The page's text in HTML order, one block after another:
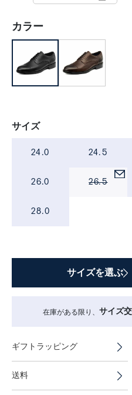
カラー
サイズ
24.0 24.5
26.0 26.5
28.0
サイズを選ぶ
在庫がある限り、 サイズ
ギフトラッピング
送料